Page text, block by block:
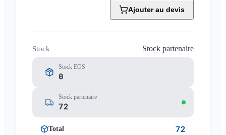
Ajouter au devis
Stock Stock partenaire
Stock EOS
0
Stock partenaire
72
Total 72